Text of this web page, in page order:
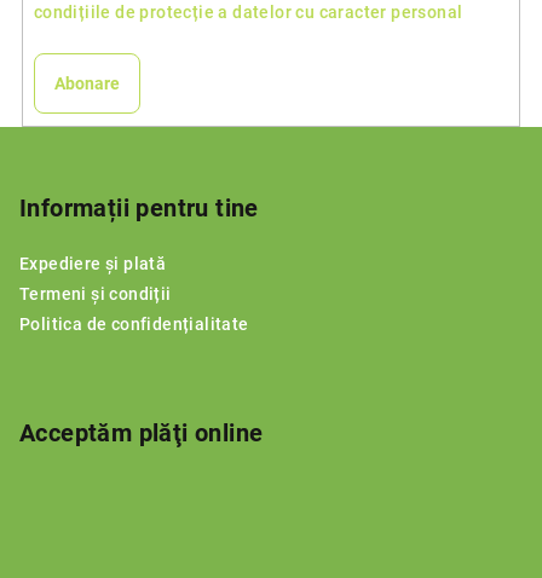
condițiile de protecție a datelor cu caracter personal
Abonare
Informații pentru tine
Expediere și plată
Termeni și condiții
Politica de confidențialitate
Acceptăm plăţi online